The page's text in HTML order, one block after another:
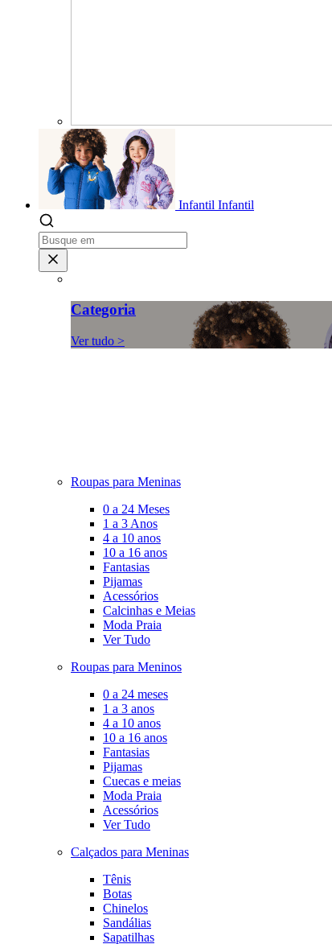
Infantil Infantil
Categoria
Ver tudo >
Roupas para Meninas
0 a 24 Meses
1 a 3 Anos
4 a 10 anos
10 a 16 anos
Fantasias
Pijamas
Acessórios
Calcinhas e Meias
Moda Praia
Ver Tudo
Roupas para Meninos
0 a 24 meses
1 a 3 anos
4 a 10 anos
10 a 16 anos
Fantasias
Pijamas
Cuecas e meias
Moda Praia
Acessórios
Ver Tudo
Calçados para Meninas
Tênis
Botas
Chinelos
Sandálias
Sapatilhas